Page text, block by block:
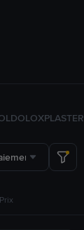
DOLOXPLASTER
Prix